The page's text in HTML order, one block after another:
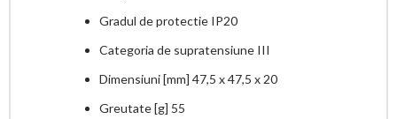
Gradul de protectie IP20
Categoria de supratensiune III
Dimensiuni [mm] 47,5 x 47,5 x 20
Greutate [g] 55